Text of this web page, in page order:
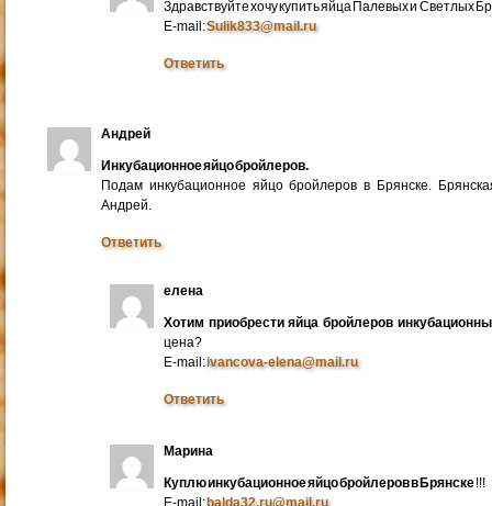
Здравствуйте хочу купить яйца Палевых и Светлых
E-mail:Sulik833@mail.ru
Ответить
Андрей
Инкубационное яйцо бройлеров.
Подам инкубационное яйцо бройлеров в Брянске.
Андрей.
Ответить
елена
Хотим приобрести яйца бройлеров
цена?
E-mail:ivancova-elena@mail.ru
Ответить
Марина
Куплю инкубационное яйцо бройлеров в Брянске!!!
E-mail:balda32.ru@mail.ru